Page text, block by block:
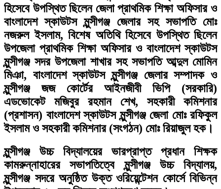
হিসেবে উপস্থিত ছিলেন জেলা প্রাথমিক শিক্ষা অফিসার ও
বাংলাদেশ স্কাউটস মুন্সীগঞ্জ জেলার সহ সভাপতি মোঃ
নজরুল ইসলাম, বিশেষ অতিথি হিসেবে উপস্থিত ছিলেন
উপজেলা প্রাথমিক শিক্ষা অফিসার ও বাংলাদেশ স্কাউটস
মুন্সীগঞ্জ সদর উপজেলা শাখার সহ সভাপতি আব্দুল মোমিন
মিঞা, বাংলাদেশ স্কাউটস মুন্সীগঞ্জ জেলার সম্পাদক ও
মুন্সীগঞ্জ জজ কোর্টের আইনজীবী ভিপি (সরকারি)
এডভোকেট মজিবুর রহমান শেখ, সহকারী কমিশনার
(প্রশাসন) বাংলাদেশ স্কাউটস মুন্সীগঞ্জ জেলা মোঃ রফিকুল
ইসলাম ও সহকারী কমিশনার (সংগঠন) মোঃ রিয়াজুল হক।
মুন্সীগঞ্জ উচ্চ বিদ্যালয়ের ভারপ্রাপ্ত প্রধান শিক্ষক
কামরুন্নাহারের সভাপতিত্বে মুন্সীগঞ্জ উচ্চ বিদ্যালয়,
মুন্সীগঞ্জ সদরে অনুষ্ঠিত উক্ত ওরিয়েন্টেশন কোর্সে বিভিন্ন